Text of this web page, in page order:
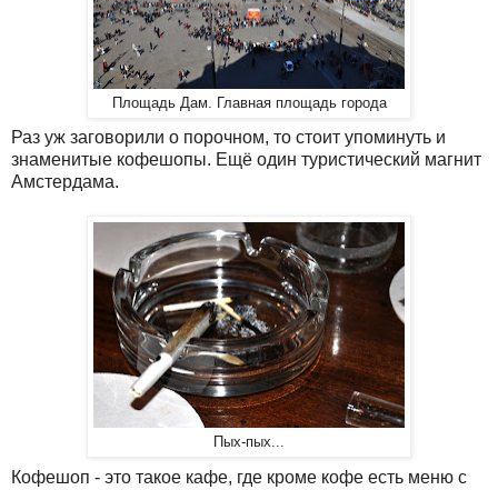
Площадь Дам. Главная площадь города
Раз уж заговорили о порочном, то стоит упоминуть и
знаменитые кофешопы. Ещё один туристический магнит
Амстердама.
Пых-пых...
Кофешоп - это такое кафе, где кроме кофе есть меню с